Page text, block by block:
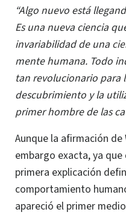
“Algo nuevo está
Es una nueva ciencia
invariabilidad de una
mente humana. Todo
tan revolucionario para
descubrimiento y la
primer hombre de las
Aunque la afirmación
embargo exacta, ya
primera explicación
comportamiento
apareció el primer